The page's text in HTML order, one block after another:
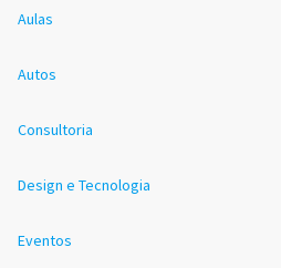
Aulas
Autos
Consultoria
Design e Tecnologia
Eventos